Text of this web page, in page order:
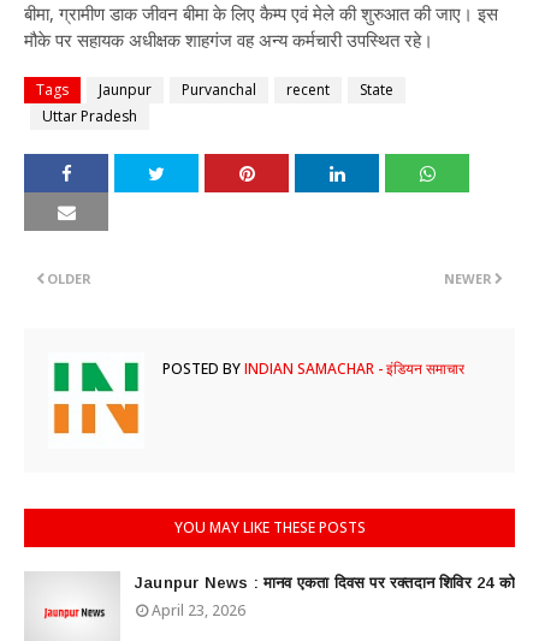
बीमा, ग्रामीण डाक जीवन बीमा के लिए कैम्प एवं मेले की शुरुआत की जाए। इस
मौके पर सहायक अधीक्षक शाहगंज वह अन्य कर्मचारी उपस्थित रहे।
Tags Jaunpur Purvanchal recent
State
Uttar Pradesh
NEWER
OLDER
POSTED BYINDIAN SAMACHAR - इंडियन समाचार
YOU MAY LIKE THESE POSTS
Jaunpur News : ​मानव एकता दिवस पर रक्तदान शिविर 24 को
April 23, 2026